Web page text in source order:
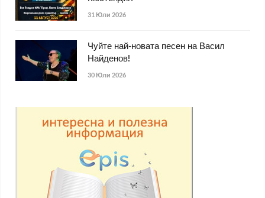
31 Юли 2026
Чуйте най-новата песен на Васил
Найденов!
30 Юли 2026